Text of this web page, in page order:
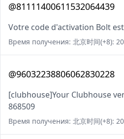
@81111400611532064439
Votre code d'activation Bolt
Время получения: 北京时间(+8):
@96032238806062830228
[clubhouse]Your Clubhouse
868509
Время получения: 北京时间(+8):